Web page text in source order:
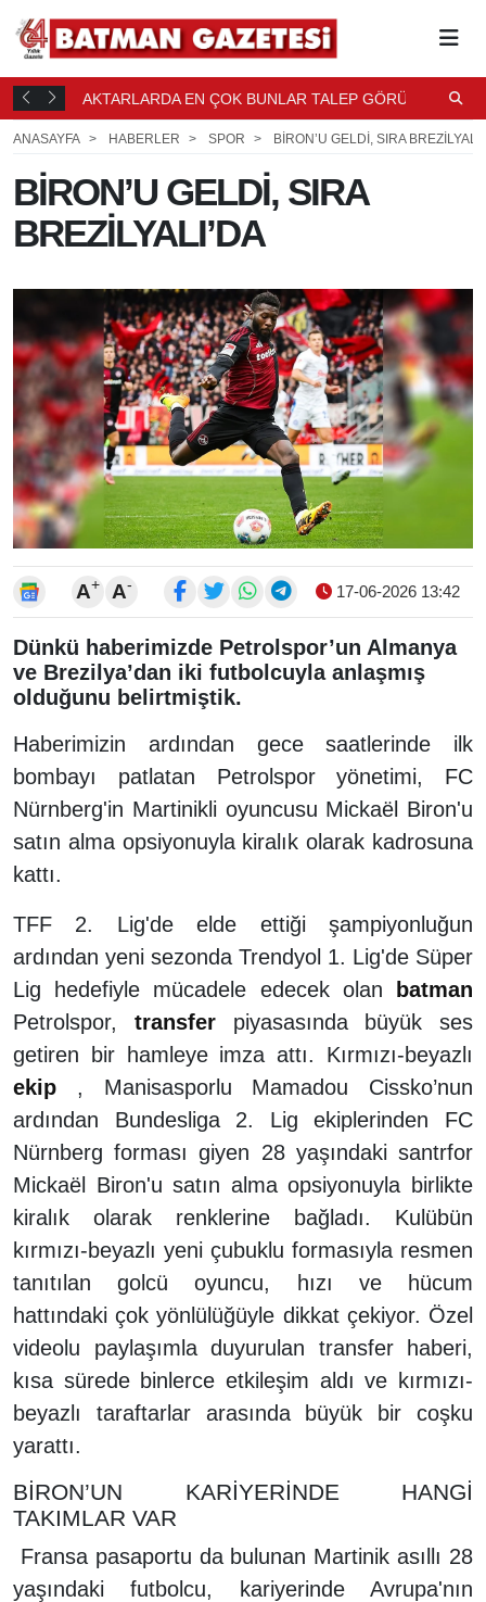
30 DK. AKTARLARDA EN ÇOK BUNLAR TALEP GÖRÜYOR
ANASAYFA
HABERLER SPOR BİRON’U GELDİ, SIRA
BİRON’U GELDİ, SIRA
BREZİLYALI’DA
A+ A- 17-06-2026 13:42
Dünkü haberimizde Petrolspor’un Almanya
ve Brezilya’dan iki futbolcuyla anlaşmış
olduğunu belirtmiştik.
Haberimizin ardından gece saatlerinde ilk
bombayı patlatan Petrolspor yönetimi, FC
Nürnberg'in Martinikli oyuncusu Mickaël Biron'u
satın alma opsiyonuyla kiralık olarak kadrosuna
kattı.
TFF 2. Lig'de elde ettiği şampiyonluğun
ardından yeni sezonda Trendyol 1. Lig'de Süper
Lig hedefiyle mücadele edecek olan
batman
Petrolspor, transferpiyasasında büyük ses
getiren bir hamleye imza attı. Kırmızı-beyazlı
ekip , Manisasporlu Mamadou Cissko’nun
ardından Bundesliga 2. Lig ekiplerinden FC
Nürnberg forması giyen 28 yaşındaki santrfor
Mickaël Biron'u satın alma opsiyonuyla birlikte
kiralık olarak renklerine bağladı. Kulübün
kırmızı-beyazlı yeni çubuklu formasıyla resmen
tanıtılan golcü oyuncu, hızı ve hücum
hattındaki çok yönlülüğüyle dikkat çekiyor. Özel
videolu paylaşımla duyurulan transfer haberi,
kısa sürede binlerce etkileşim aldı ve kırmızı-
beyazlı taraftarlar arasında büyük bir coşku
yarattı.
BİRON’UN KARİYERİNDE HANGİ
TAKIMLAR VAR
Fransa pasaportu da bulunan Martinik asıllı 28
yaşındaki futbolcu, kariyerinde Avrupa'nın